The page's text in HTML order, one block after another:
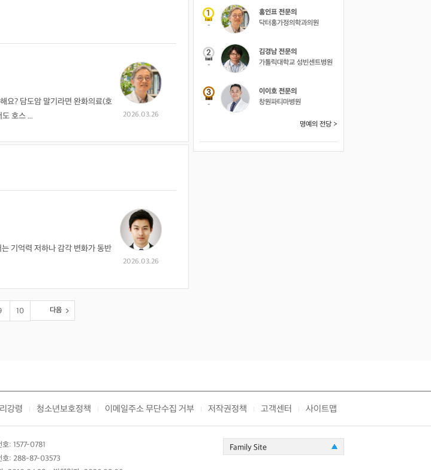
2026.03.26
요? 담도암 말기라면 완화의료(호
호스 ...
2026.03.26
기억력 저하나 감각 변화가 동반
10 다음
마병원
-
홍인표 전문의
닥터홍가정의학과의원
-
김경남 전문의
가톨릭대학교 성빈센트병원
-
이이호 전문의
창원파티마병원
명예의 전당 >
강령 청소년보호정책 이메일주소 무단수집 거부 저작권정책 고객센터 사이트맵
호: 1577-0781
호: 288-87-03573
Family Site